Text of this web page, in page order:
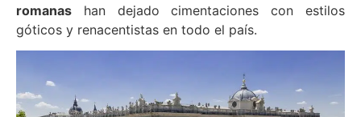
romanas han dejado cimentaciones con estilos
góticos y renacentistas en todo el país.